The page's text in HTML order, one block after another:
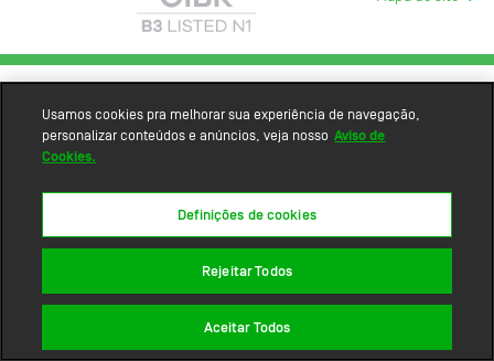
Usamos cookies pra melhorar sua experiência de navegação,
personalizar conteúdos e anúncios, veja nosso Aviso de
Cookies.
Definições de cookies
Rejeitar Todos
Aceitar Todos